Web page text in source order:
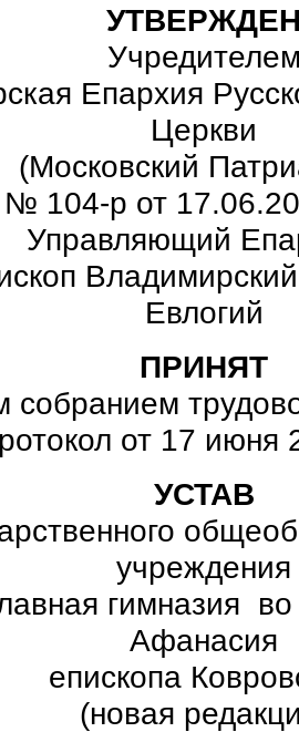
Епархия
Церкви
(Московский
№ 104-р от
Управляющий
Евлогий
ПРИНЯТ
от 17 июня
УСТАВ
учреждения
гимназия
Афанасия
епископа
(новая